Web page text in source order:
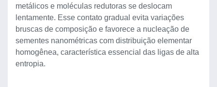
metálicos e moléculas redutoras se deslocam
lentamente. Esse contato gradual evita variações
bruscas de composição e favorece a nucleação de
sementes nanométricas com distribuição elementar
homogênea, característica essencial das ligas de alta
entropia.